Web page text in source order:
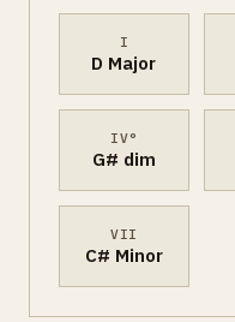
I
D Major
IV°
G# dim
VII
C# Minor